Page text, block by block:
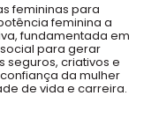
femininas para
feminina a
fundamentada em
para gerar
seguros, criativos e
da mulher
de vida e carreira.